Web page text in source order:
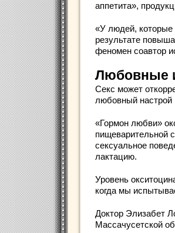
аппетита»,
«У людей, которые
результате
феномен соавтор
Любовные
Секс может
любовный настрой
«Гормон любви»
пищеварительной
сексуальное
лактацию.
Уровень
когда мы
Доктор Элизабет
Массачусетской